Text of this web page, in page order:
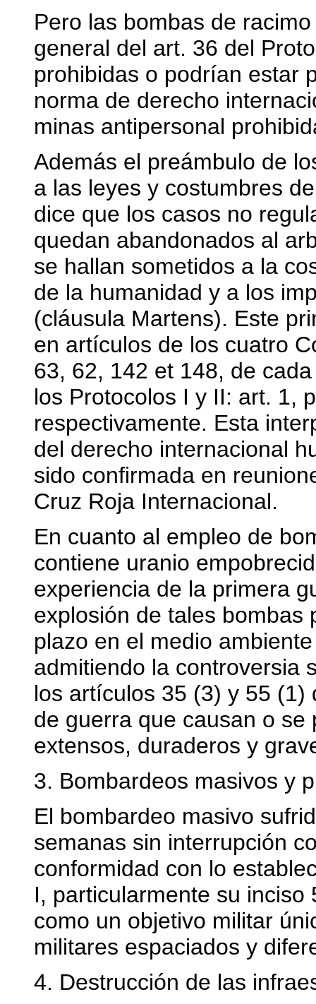
Pero las bombas de
general del art. 36 del
prohibidas o podrían estar
norma de derecho
minas antipersonal
Además el preámbulo de
a las leyes y costumbres
dice que los casos no
quedan abandonados al
se hallan sometidos a la
de la humanidad y a los
(cláusula Martens). Este
en artículos de los cuatro
63, 62, 142 et 148, de
los Protocolos I y II: art. 1,
respectivamente. Esta
del derecho internacional
sido confirmada en
Cruz Roja Internacional.
En cuanto al empleo de
contiene uranio
experiencia de la primera
explosión de tales bombas
plazo en el medio
admitiendo la controversia
los artículos 35 (3) y 55
de guerra que causan o
extensos, duraderos y
3. Bombardeos masivos y
El bombardeo masivo
semanas sin interrupción
conformidad con lo
I, particularmente su
como un objetivo militar
militares espaciados y
4. Destrucción de las